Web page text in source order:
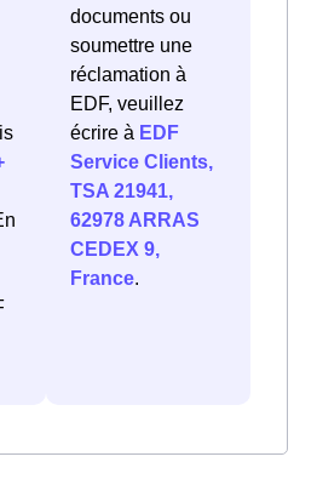
documents ou
soumettre une
réclamation à
EDF, veuillez
écrire à EDF
Service Clients,
TSA 21941,
62978 ARRAS
CEDEX 9,
France.